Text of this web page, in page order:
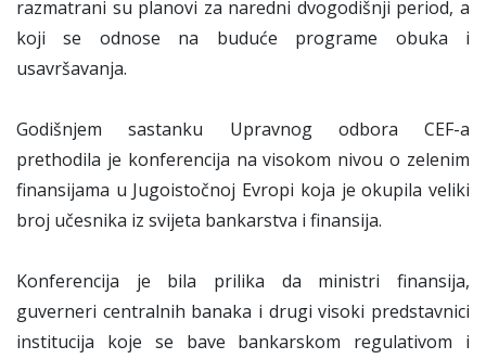
razmatrani su planovi za naredni dvogodišnji period, a
koji se odnose na buduće programe obuka i
usavršavanja.
Godišnjem sastanku Upravnog odbora CEF-a
prethodila je konferencija na visokom nivou o zelenim
finansijama u Jugoistočnoj Evropi koja je okupila veliki
broj učesnika iz svijeta bankarstva i finansija.
Konferencija je bila prilika da ministri finansija,
guverneri centralnih banaka i drugi visoki predstavnici
institucija koje se bave bankarskom regulativom i